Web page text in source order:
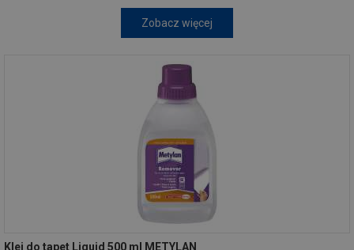
Zobacz więcej
Klej do tapet Liquid 500 ml METYLAN